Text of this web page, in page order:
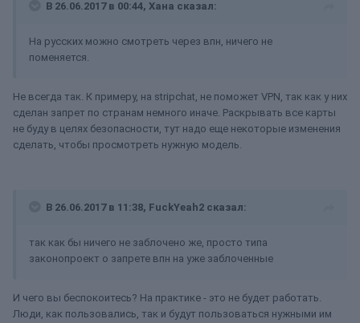
В 26.06.2017 в 00:44, Хана сказал:
На русских можно смотреть через впн, ничего не
поменяется.
Не всегда так. К примеру, на stripchat, не поможет VPN, так как у них
сделан запрет по странам немного иначе. Раскрывать все карты
не буду в целях безопасности, тут надо еще некоторые изменения
сделать, чтобы просмотреть нужную модель.
В 26.06.2017 в 11:38, FuckYeah2 сказал:
так как бы ничего не заблочено же, просто типа
законопроект о запрете впн на уже заблоченные
И чего вы беспокоитесь? На практике - это не будет работать.
Люди, как пользовались, так и будут пользоваться нужными им